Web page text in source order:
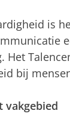
is
Het
bij
vakgebied